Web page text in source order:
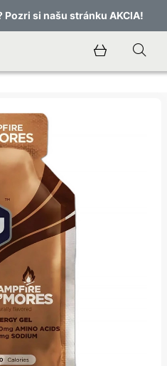
Pozri si našu stránku AKCIA!